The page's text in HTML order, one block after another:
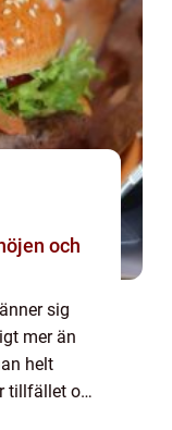
sig
mer än
helt
tillfället och